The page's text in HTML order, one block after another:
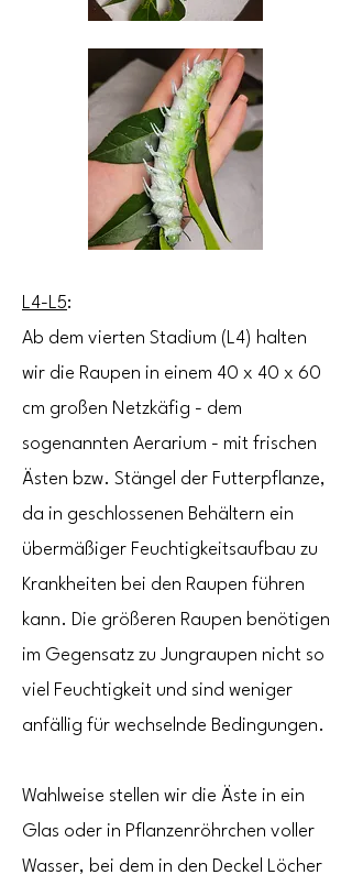
L4-L5:
Ab dem vierten Stadium (L4) halten
wir die Raupen in einem 40 x 40 x 60
cm großen Netzkäfig - dem
sogenannten Aerarium - mit frischen
Ästen bzw. Stängel der Futterpflanze,
da in geschlossenen Behältern ein
übermäßiger Feuchtigkeitsaufbau zu
Krankheiten bei den Raupen führen
kann. Die größeren Raupen benötigen
im Gegensatz zu Jungraupen nicht so
viel Feuchtigkeit und sind weniger
anfällig für wechselnde Bedingungen.
Wahlweise stellen wir die Äste in ein
Glas oder in Pflanzenröhrchen voller
Wasser, bei dem in den Deckel Löcher